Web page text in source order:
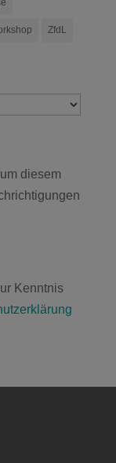
ZfdL
diesem
Kenntnis